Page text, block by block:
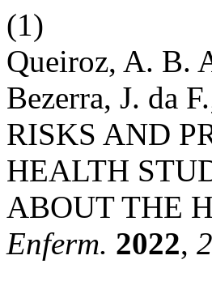
(1)
Queiroz, A. B.
Bezerra, J. da
RISKS AND
HEALTH
ABOUT THE
Enferm. 2022,